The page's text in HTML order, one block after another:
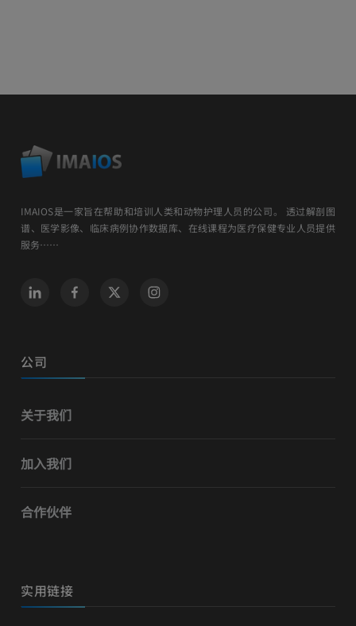
IMAIOS是一家旨在帮助和培训人类和动物护理人员的公司。 透过解剖图
谱、医学影像、临床病例协作数据库、在线课程为医疗保健专业人员提供
服务……
公司
关于我们
加入我们
合作伙伴
实用链接